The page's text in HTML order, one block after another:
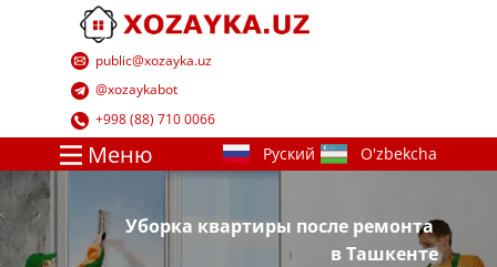
​public@xozayka.uz
​@xozayk​abot
​+998 (88) 710 0066
Меню
Уборка квартиры после ремонта
в Ташкенте